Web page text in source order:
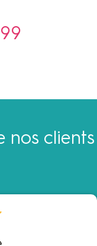
nos clients